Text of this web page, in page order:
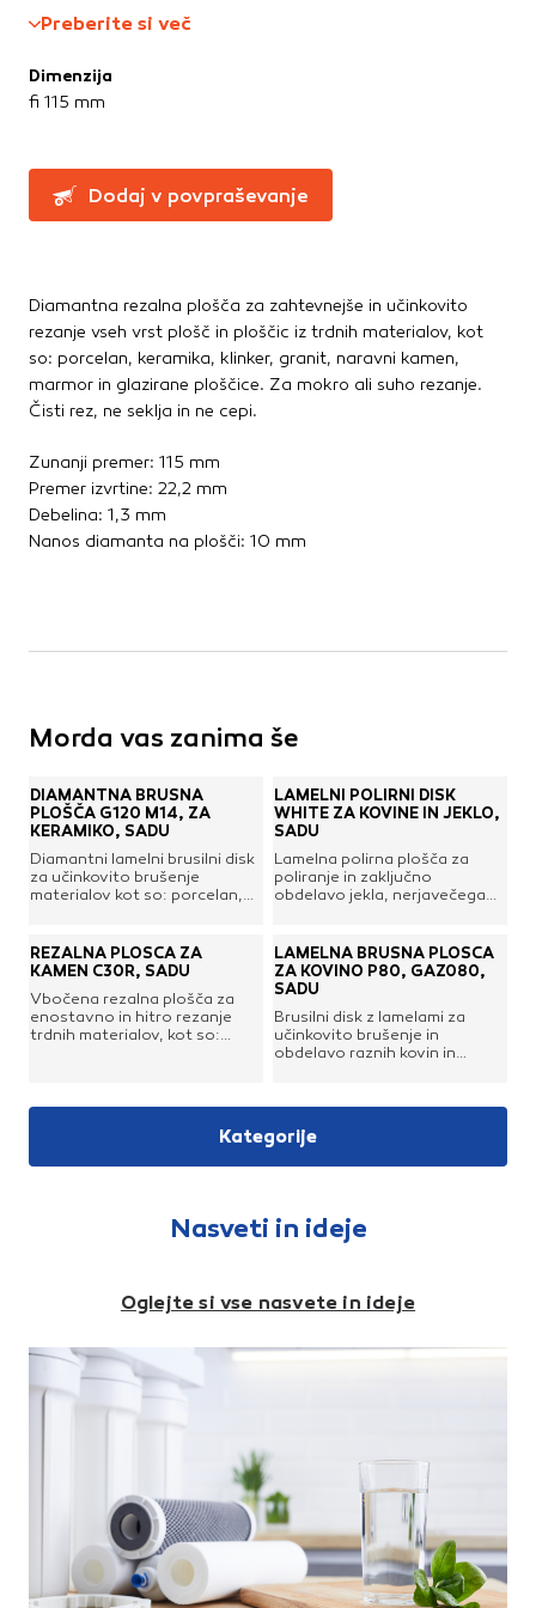
Ročne žage, sekire, noži
Zidarsko orodje
Konzole in nosilci
Kotniki
Spojni elementi
Verige, jeklene vrvi
Vijaki
Žičniki
Preberite si več
Dimenzija
fi 115 mm
Dodaj v povpraševanje
Diamantna rezalna plošča za zahtevnejše in učinkovito
rezanje vseh vrst plošč in ploščic iz trdnih materialov, kot
so: porcelan, keramika, klinker, granit, naravni kamen,
marmor in glazirane ploščice. Za mokro ali suho rezanje.
Čisti rez, ne seklja in ne cepi.
Zunanji premer: 115 mm
Premer izvrtine: 22,2 mm
Debelina: 1,3 mm
Nanos diamanta na plošči: 10 mm
Morda vas zanima še
DIAMANTNA BRUSNA
PLOŠČA G120 M14, ZA
KERAMIKO, SADU
Diamantni lamelni brusilni disk
za učinkovito brušenje
materialov kot so: porcelan,
steklo. Idealen za suho in
mokro brušenje in zaključno
obdelavo robov in
površin.Zrnatost: G
120Premer: 115 mmNavoj: M14
LAMELNI POLIRNI DISK
WHITE ZA KOVINE IN JEKLO,
SADU
Lamelna polirna plošča za
poliranje in zaključno
obdelavo jekla, nerjavečega
zmogljiv, zanesljiv, z dolgo
življenjsko dobo in belimi
lamelami.Premer: 115
mmŠt. vrtljajev: maks. 13.300
min-1
REZALNA PLOŠČA ZA
KAMEN C30R, SADU
Vbočena rezalna plošča za
enostavno in hitro rezanje
trdnih materialov, kot so:
zasnovan disk za optimalne
rezultate, z dolgo življensjko
dobo.Zunanji premer: 115
mmPremer izvrtine: 22,23
LAMELNA BRUSNA PLOŠČA
ZA KOVINO P80, GAZ080,
SADU
Brusilni disk z lamelami za
učinkovito brušenje in
obdelavo raznih kovin in
na nosilno ploščo iz steklenih
vlaken. Plošča je stožčaste
oblike in zato primerna za
železa, žvepla in klora (Fe, S,
Cl < 0,1 %). Ploščo odlikuje
mmBrusilno sredstvo: 70%
Kategorije
Nasveti in ideje
Oglejte si vse nasvete in ideje
Partnerska oglaševalska podjetja jih lahko uporabljajo za
prikazovanje ustreznih oglasov na drugih spletnih mestih.
Pri delu uporabljajo edinstveno prepoznavanje vašega
ne boste deležni našega ciljnega spletnega oglaševanja.
DOVOLI VSE